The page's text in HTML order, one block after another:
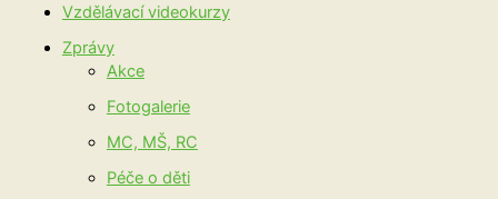
Vzdělávací videokurzy
Zprávy
Akce
Fotogalerie
MC, MŠ, RC
Péče o děti